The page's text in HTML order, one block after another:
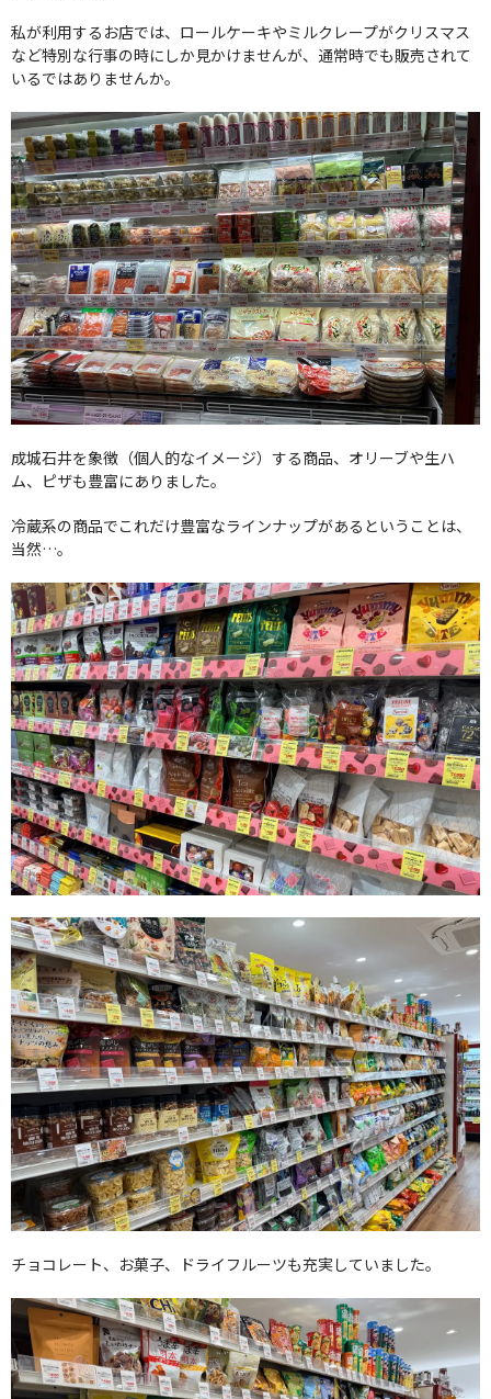
私が利用するお店では、ロールケーキやミルクレープがクリスマス
など特別な行事の時にしか見かけませんが、通常時でも販売されて
いるではありませんか。
成城石井を象徴（個人的なイメージ）する商品、オリーブや生ハ
ム、ピザも豊富にありました。
冷蔵系の商品でこれだけ豊富なラインナップがあるということは、
当然…。
チョコレート、お菓子、ドライフルーツも充実していました。